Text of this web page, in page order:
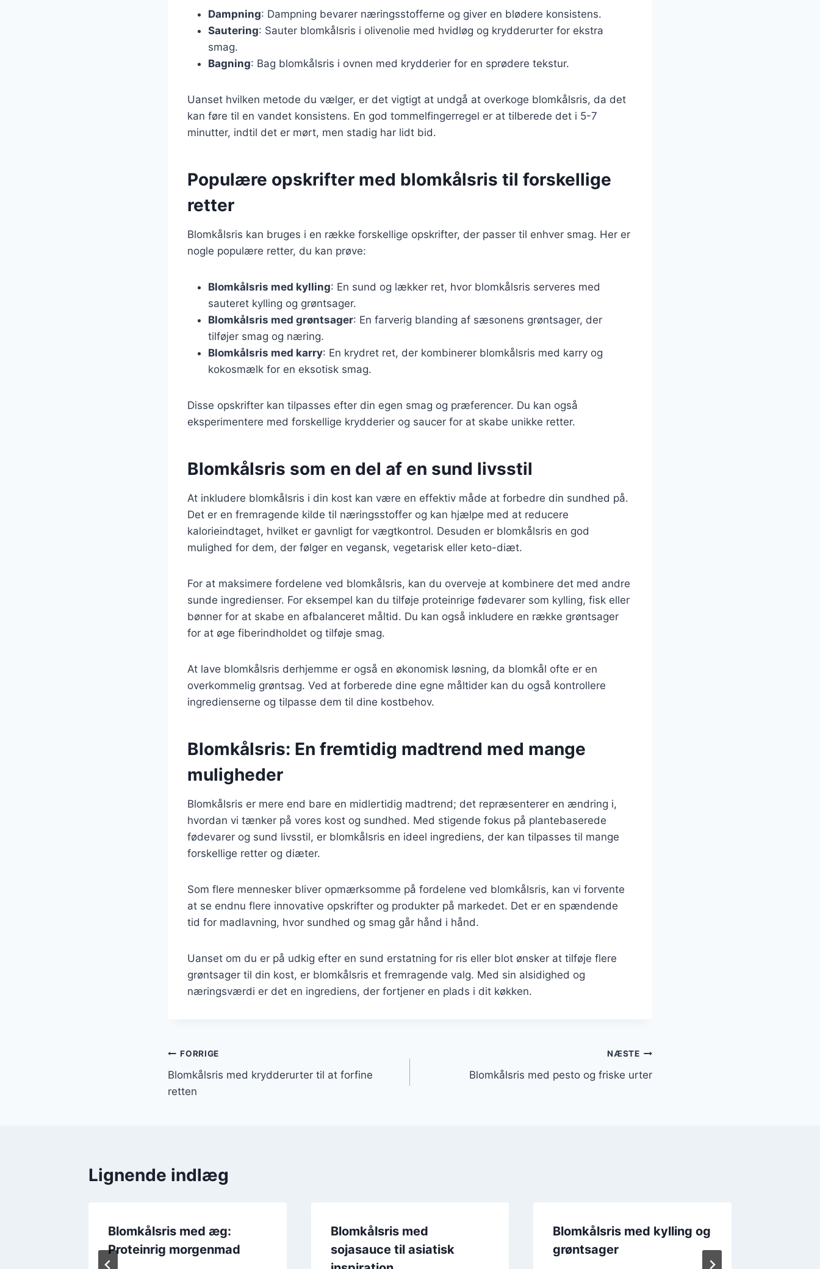
Dampning: Dampning bevarer næringsstofferne og giver en blødere konsistens.
Sautering: Sauter blomkålsris i olivenolie med hvidløg og krydderurter for ekstra
smag.
Bagning: Bag blomkålsris i ovnen med krydderier for en sprødere tekstur.
Uanset hvilken metode du vælger, er det vigtigt at undgå at overkoge blomkålsris, da det
kan føre til en vandet konsistens. En god tommelfingerregel er at tilberede det i 5-7
minutter, indtil det er mørt, men stadig har lidt bid.
Populære opskrifter med blomkålsris til forskellige
retter
Blomkålsris kan bruges i en række forskellige opskrifter, der passer til enhver smag. Her er
nogle populære retter, du kan prøve:
Blomkålsris med kylling: En sund og lækker ret, hvor blomkålsris serveres med
sauteret kylling og grøntsager.
Blomkålsris med grøntsager: En farverig blanding af sæsonens grøntsager, der
tilføjer smag og næring.
Blomkålsris med karry: En krydret ret, der kombinerer blomkålsris med karry og
kokosmælk for en eksotisk smag.
Disse opskrifter kan tilpasses efter din egen smag og præferencer. Du kan også
eksperimentere med forskellige krydderier og saucer for at skabe unikke retter.
Blomkålsris som en del af en sund livsstil
At inkludere blomkålsris i din kost kan være en effektiv måde at forbedre din sundhed på.
Det er en fremragende kilde til næringsstoffer og kan hjælpe med at reducere
kalorieindtaget, hvilket er gavnligt for vægtkontrol. Desuden er blomkålsris en god
mulighed for dem, der følger en vegansk, vegetarisk eller keto-diæt.
For at maksimere fordelene ved blomkålsris, kan du overveje at kombinere det med andre
sunde ingredienser. For eksempel kan du tilføje proteinrige fødevarer som kylling, fisk eller
bønner for at skabe en afbalanceret måltid. Du kan også inkludere en række grøntsager
for at øge fiberindholdet og tilføje smag.
At lave blomkålsris derhjemme er også en økonomisk løsning, da blomkål ofte er en
overkommelig grøntsag. Ved at forberede dine egne måltider kan du også kontrollere
ingredienserne og tilpasse dem til dine kostbehov.
Blomkålsris: En fremtidig madtrend med mange
muligheder
Blomkålsris er mere end bare en midlertidig madtrend; det repræsenterer en ændring i,
hvordan vi tænker på vores kost og sundhed. Med stigende fokus på plantebaserede
fødevarer og sund livsstil, er blomkålsris en ideel ingrediens, der kan tilpasses til mange
forskellige retter og diæter.
Som flere mennesker bliver opmærksomme på fordelene ved blomkålsris, kan vi forvente
at se endnu flere innovative opskrifter og produkter på markedet. Det er en spændende
tid for madlavning, hvor sundhed og smag går hånd i hånd.
Uanset om du er på udkig efter en sund erstatning for ris eller blot ønsker at tilføje flere
grøntsager til din kost, er blomkålsris et fremragende valg. Med sin alsidighed og
næringsværdi er det en ingrediens, der fortjener en plads i dit køkken.
Indlægsnavigation
FORRIGE
Blomkålsris med krydderurter til at forfine
retten
NÆSTE
Blomkålsris med pesto og friske urter
Lignende indlæg
Blomkålsris med æg:
Proteinrig morgenmad
Blomkålsris med
sojasauce til asiatisk
Blomkålsris med kylling og
grøntsager